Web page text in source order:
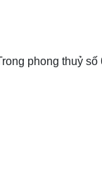
phong thuỷ